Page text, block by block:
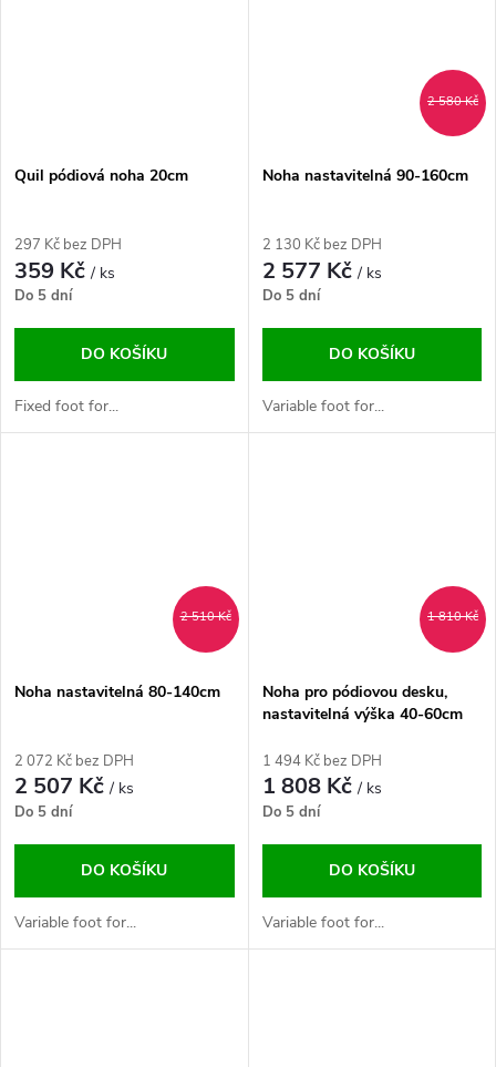
Quil pódiová noha 20cm
297 Kč bez DPH
359 Kč/ ks
Do 5 dní
DO KOŠÍKU
Fixed foot for...
2 580 Kč
Noha nastavitelná 90-160cm
2 130 Kč bez DPH
2 577 Kč/ ks
Do 5 dní
DO KOŠÍKU
Variable foot for...
2 510 Kč
Noha nastavitelná 80-140cm
2 072 Kč bez DPH
2 507 Kč/ ks
Do 5 dní
DO KOŠÍKU
Variable foot for...
1 810 Kč
Noha pro pódiovou desku,
nastavitelná výška 40-60cm
1 494 Kč bez DPH
1 808 Kč/ ks
Do 5 dní
DO KOŠÍKU
Variable foot for...